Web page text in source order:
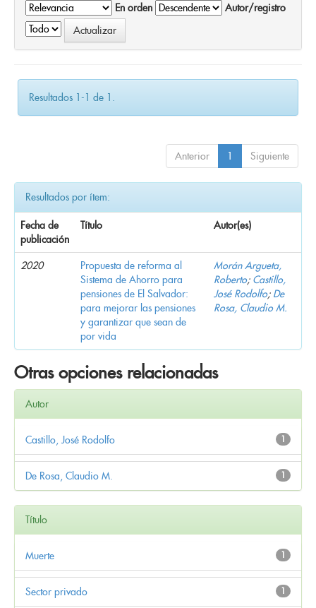
En orden
Autor/registro
Resultados 1-1 de 1.
Anterior 1 Siguiente
Resultados por ítem:
Fecha de
publicación
Título Autor(es)
2020
Propuesta de reforma al
Sistema de Ahorro para
pensiones de El Salvador:
para mejorar las pensiones
y garantizar que sean de
por vida
Morán Argueta,
Roberto; Castillo,
José Rodolfo; De
Rosa, Claudio M.
Otras opciones relacionadas
Autor
1
Castillo, José Rodolfo
1
De Rosa, Claudio M.
Título
1
Muerte
1
Sector privado